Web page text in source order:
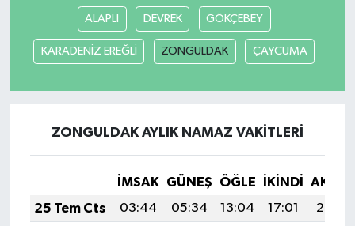
ALAPLI DEVREK GÖKÇEBEY
KARADENİZ EREĞLİ ZONGULDAK ÇAYCUMA
ZONGULDAK AYLIK NAMAZ VAKITLERI
İMSAK GÜNEŞ ÖĞLE İKINDI
25 Tem Cts
03:44 05:34 13:04 17:01
20:25